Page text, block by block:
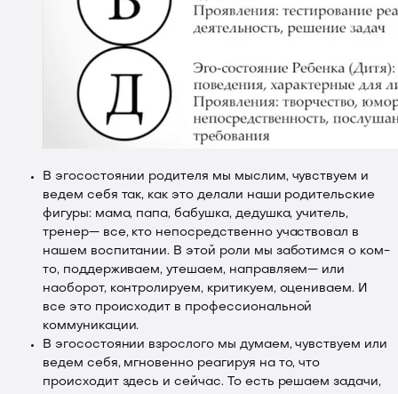
В эгосостоянии родителя мы мыслим, чувствуем и
ведем себя так, как это делали наши родительские
фигуры: мама, папа, бабушка, дедушка, учитель,
тренер— все, кто непосредственно участвовал в
нашем воспитании. В этой роли мы заботимся о ком-
то, поддерживаем, утешаем, направляем— или
наоборот, контролируем, критикуем, оцениваем. И
все это происходит в профессиональной
коммуникации.
В эгосостоянии взрослого мы думаем, чувствуем или
ведем себя, мгновенно реагируя на то, что
происходит здесь и сейчас. То есть решаем задачи,